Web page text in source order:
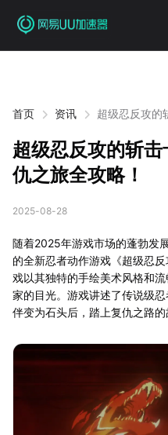
首页 资讯
超级忍反攻的
超级忍反攻的斩
仇之旅全攻略！
2025-08-28
随着2025年游戏市场的蓬勃发
的全新忍者动作游戏《超级忍
戏以其独特的手绘美术风格和
家的目光。游戏讲述了传说级
伴变为石头后，踏上复仇之路的